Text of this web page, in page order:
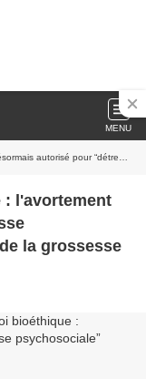
MENU
jusqu'au terme de la grossesse
: l'avortement
la grossesse